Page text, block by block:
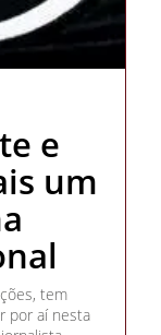
e
um
tem
por aí nesta